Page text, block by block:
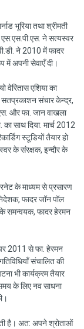
भूरिया तथा श्रीमती
एस.एस.पी.एस. ने सत्यस्वर
ने 2010 में फादर
में अपनी सेवाएँ दी।
एशिया का
संचार केन्द्र,
और फा. जान वाखला
साथ दिया. मार्च 2012
स्टूडियों तैयार हो
के संरक्षक, इन्दौर के
के माध्यम से प्रसारण
फादर जॉन पॉल
के समन्वयक, फादर हेरमन
2011 से फा. हेरमन
संचालित की
भी कार्यक्रम तैयार
के लिए नव साधना
है। अत: अपने श्रोताओं